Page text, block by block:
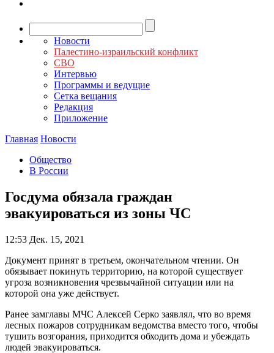
Новости
Палестино-израильский конфликт
СВО
Интервью
Программы и ведущие
Сетка вещания
Редакция
Приложение
Главная Новости
Общество
В России
Госдума обязала граждан
эвакуироваться из зоны ЧС
12:53 Дек. 15, 2021
Документ принят в третьем, окончательном чтении. Он
обязывает покинуть территорию, на которой существует
угроза возникновения чрезвычайной ситуации или на
которой она уже действует.
Ранее замглавы МЧС Алексей Серко заявлял, что во время
лесных пожаров сотрудникам ведомства вместо того, чтобы
тушить возгорания, приходится обходить дома и убеждать
людей эвакуироваться.